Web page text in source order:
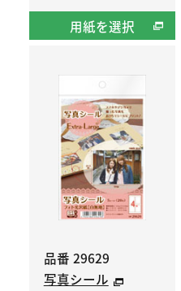
用紙を選択
品番 29629
写真シール